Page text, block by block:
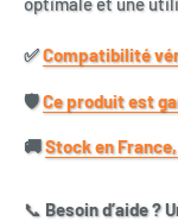
✅​Compatibilité
🛡️​Ce produit est
🚚​Stock en
📞 Besoin d’aide ?